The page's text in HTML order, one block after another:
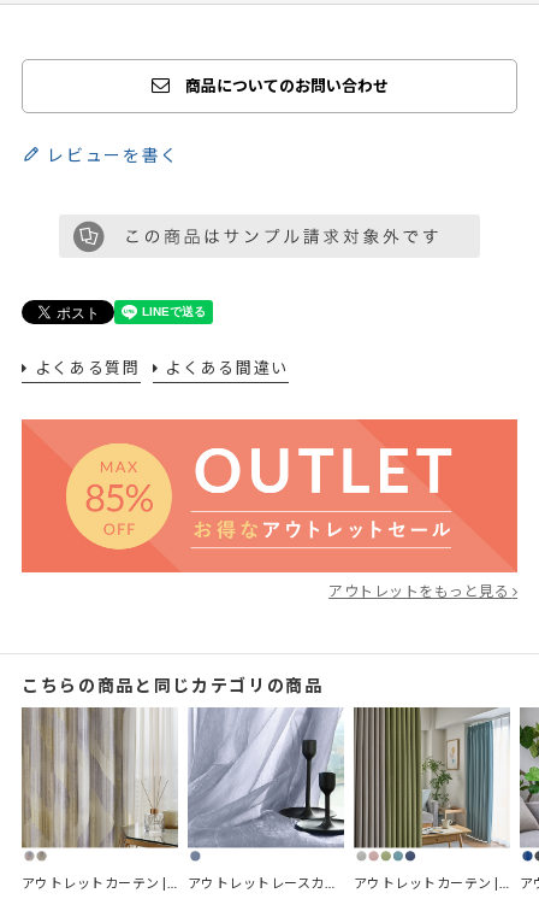
商品についてのお問い合わせ
レビューを書く
よくある質問 よくある間違い
アウトレットをもっと見る
こちらの商品と同じカテゴリの商品